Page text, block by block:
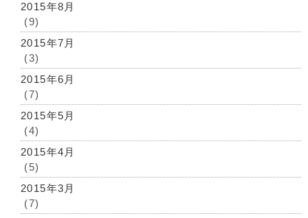
2015年8月
(9)
2015年7月
(3)
2015年6月
(7)
2015年5月
(4)
2015年4月
(5)
2015年3月
(7)